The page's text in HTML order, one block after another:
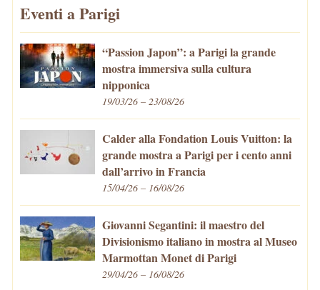
Eventi a Parigi
“Passion Japon”: a Parigi la grande
mostra immersiva sulla cultura
nipponica
19/03/26 – 23/08/26
Calder alla Fondation Louis Vuitton: la
grande mostra a Parigi per i cento anni
dall’arrivo in Francia
15/04/26 – 16/08/26
Giovanni Segantini: il maestro del
Divisionismo italiano in mostra al Museo
Marmottan Monet di Parigi
29/04/26 – 16/08/26